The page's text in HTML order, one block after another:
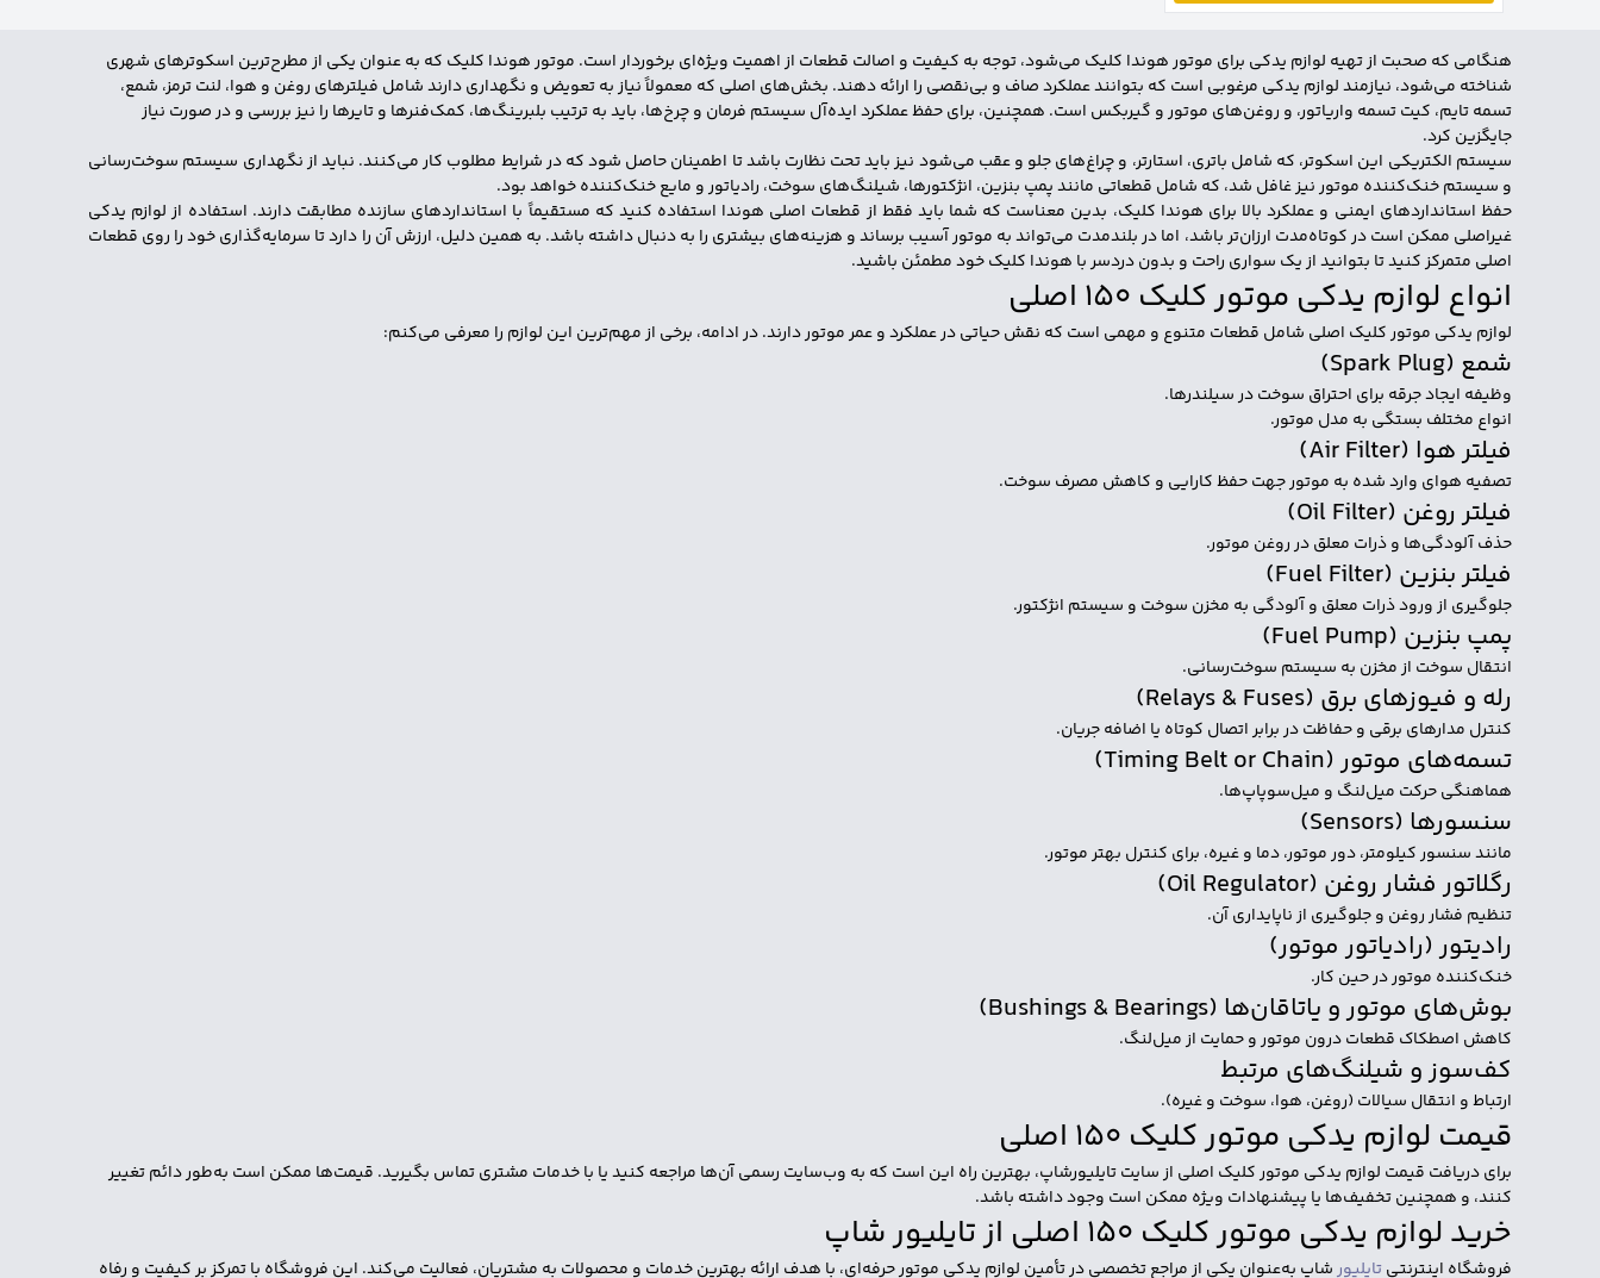
هنگامی که صحبت از تهیه لوازم یدکی برای موتور هوندا کلیک می‌شود، توجه به کیفیت و اصالت قطعات از اهمیت ویژه‌ای برخوردار است. موتور هوندا کلیک که به عنوان یکی از مطرح‌ترین اسکوترهای شهری
شناخته می‌شود، نیازمند لوازم یدکی مرغوبی است که بتوانند عملکرد صاف و بی‌نقصی را ارائه دهند. بخش‌های اصلی که معمولاً نیاز به تعویض و نگهداری دارند شامل فیلترهای روغن و هوا، لنت ترمز، شمع،
تسمه تایم، کیت تسمه واریاتور، و روغن‌های موتور و گیربکس است. همچنین، برای حفظ عملکرد ایده‌آل سیستم فرمان و چرخ‌ها، باید به ترتیب بلبرینگ‌ها، کمک‌فنرها و تایرها را نیز بررسی و در صورت نیاز
جایگزین کرد.
سیستم الکتریکی این اسکوتر، که شامل باتری، استارتر، و چراغ‌های جلو و عقب می‌شود نیز باید تحت نظارت باشد تا اطمینان حاصل شود که در شرایط مطلوب کار می‌کنند. نباید از نگهداری سیستم سوخت‌رسانی
و سیستم خنک‌کننده موتور نیز غافل شد، که شامل قطعاتی مانند پمپ بنزین، انژکتورها، شیلنگ‌های سوخت، رادیاتور و مایع خنک‌کننده خواهد بود.
حفظ استانداردهای ایمنی و عملکرد بالا برای هوندا کلیک، بدین معناست که شما باید فقط از قطعات اصلی هوندا استفاده کنید که مستقیماً با استانداردهای سازنده مطابقت دارند. استفاده از لوازم یدکی
غیراصلی ممکن است در کوتاه‌مدت ارزان‌تر باشد، اما در بلندمدت می‌تواند به موتور آسیب برساند و هزینه‌های بیشتری را به دنبال داشته باشد. به همین دلیل، ارزش آن را دارد تا سرمایه‌گذاری خود را روی قطعات
اصلی متمرکز کنید تا بتوانید از یک سواری راحت و بدون دردسر با هوندا کلیک خود مطمئن باشید.
انواع لوازم یدکی موتور کلیک 150 اصلی
لوازم یدکی موتور کلیک اصلی شامل قطعات متنوع و مهمی است که نقش حیاتی در عملکرد و عمر موتور دارند. در ادامه، برخی از مهم‌ترین این لوازم را معرفی می‌کنم:
شمع (Spark Plug)
وظیفه ایجاد جرقه برای احتراق سوخت در سیلندرها.
انواع مختلف بستگی به مدل موتور.
فیلتر هوا (Air Filter)
تصفیه هوای وارد شده به موتور جهت حفظ کارایی و کاهش مصرف سوخت.
فیلتر روغن (Oil Filter)
حذف آلودگی‌ها و ذرات معلق در روغن موتور.
فیلتر بنزین (Fuel Filter)
جلوگیری از ورود ذرات معلق و آلودگی به مخزن سوخت و سیستم انژکتور.
پمپ بنزین (Fuel Pump)
انتقال سوخت از مخزن به سیستم سوخت‌رسانی.
رله و فیوزهای برق (Relays & Fuses)
کنترل مدارهای برقی و حفاظت در برابر اتصال کوتاه یا اضافه جریان.
تسمه‌های موتور (Timing Belt or Chain)
هماهنگی حرکت میل‌لنگ و میل‌سوپاپ‌ها.
سنسورها (Sensors)
مانند سنسور کیلومتر، دور موتور، دما و غیره، برای کنترل بهتر موتور.
رگلاتور فشار روغن (Oil Regulator)
تنظیم فشار روغن و جلوگیری از ناپایداری آن.
رادیتور (رادیاتور موتور)
خنک‌کننده موتور در حین کار.
بوش‌های موتور و یاتاقان‌ها (Bushings & Bearings)
کاهش اصطکاک قطعات درون موتور و حمایت از میل‌لنگ.
کف‌سوز و شیلنگ‌های مرتبط
ارتباط و انتقال سیالات (روغن، هوا، سوخت و غیره).
قیمت لوازم یدکی موتور کلیک 150 اصلی
برای دریافت قیمت لوازم یدکی موتور کلیک اصلی از سایت تایلیورشاپ، بهترین راه این است که به وب‌سایت رسمی آن‌ها مراجعه کنید یا با خدمات مشتری تماس بگیرید. قیمت‌ها ممکن است به‌طور دائم تغییر
کنند، و همچنین تخفیف‌ها یا پیشنهادات ویژه ممکن است وجود داشته باشد.
خرید لوازم یدکی موتور کلیک 150 اصلی از تایلیور شاپ
فروشگاه اینترنتیتایلیورشاپ به‌عنوان یکی از مراجع تخصصی در تأمین لوازم یدکی موتور حرفه‌ای، با هدف ارائه بهترین خدمات و محصولات به مشتریان، فعالیت می‌کند. این فروشگاه با تمرکز بر کیفیت و رفاه